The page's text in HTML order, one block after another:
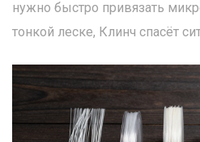
нужно быстро привязать
тонкой леске, Клинч спасёт